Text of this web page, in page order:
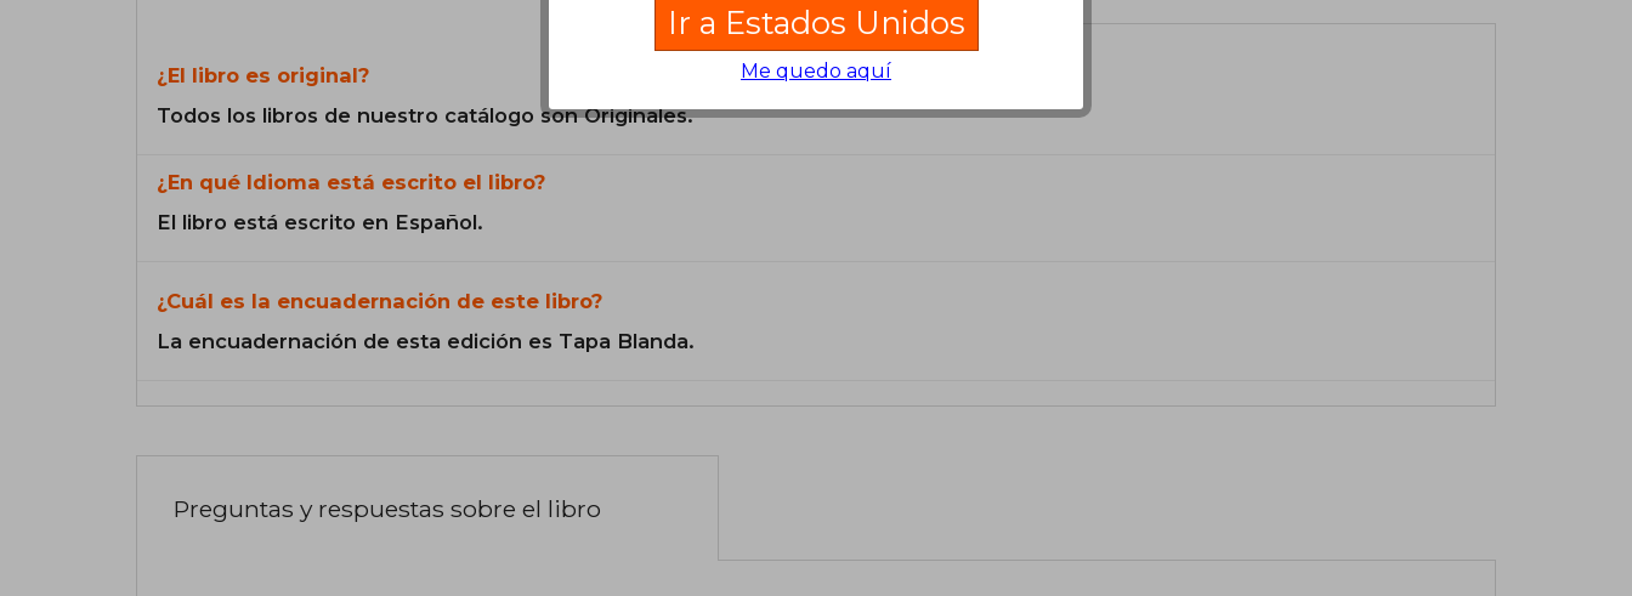
¿El libro es original?
Todos los libros de nuestro catálogo son Originales.
¿En qué Idioma está escrito el libro?
El libro está escrito en Español.
¿Cuál es la encuadernación de este libro?
La encuadernación de esta edición es Tapa Blanda.
Preguntas y respuestas sobre el libro
Ir a Estados Unidos
Me quedo aquí